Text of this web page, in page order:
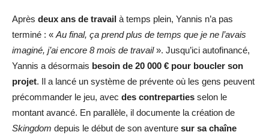
Après deux ans de travail à temps plein, Yannis n’a pas
terminé : « Au final, ça prend plus de temps que je ne l’avais
imaginé, j’ai encore 8 mois de travail». Jusqu’ici autofinancé,
Yannis a désormais besoin de 20 000 € pour boucler son
projet. Il a lancé un système de prévente où les gens peuvent
précommander le jeu, avec des contreparties selon le
montant avancé. En parallèle, il documente la création de
Skingdom depuis le début de son aventure sur sa chaîne